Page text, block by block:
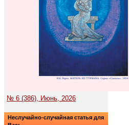
№ 6 (386), Июнь, 2026
Неслучайно-случайная статья для